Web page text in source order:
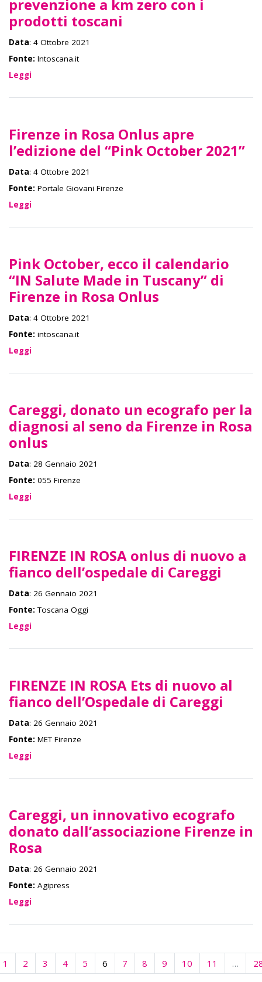
prevenzione a km zero con i
prodotti toscani
Data: 4 Ottobre 2021
Fonte: Intoscana.it
Leggi
Firenze in Rosa Onlus apre
l’edizione del “Pink October 2021”
Data: 4 Ottobre 2021
Fonte: Portale Giovani Firenze
Leggi
Pink October, ecco il calendario
“IN Salute Made in Tuscany” di
Firenze in Rosa Onlus
Data: 4 Ottobre 2021
Fonte: intoscana.it
Leggi
Careggi, donato un ecografo per la
diagnosi al seno da Firenze in Rosa
onlus
Data: 28 Gennaio 2021
Fonte: 055 Firenze
Leggi
FIRENZE IN ROSA onlus di nuovo a
fianco dell’ospedale di Careggi
Data: 26 Gennaio 2021
Fonte: Toscana Oggi
Leggi
FIRENZE IN ROSA Ets di nuovo al
fianco dell’Ospedale di Careggi
Data: 26 Gennaio 2021
Fonte: MET Firenze
Leggi
Careggi, un innovativo ecografo
donato dall’associazione Firenze in
Rosa
Data: 26 Gennaio 2021
Fonte: Agipress
Leggi
1 2 3 4 5 6 7 8 9 10 11 …